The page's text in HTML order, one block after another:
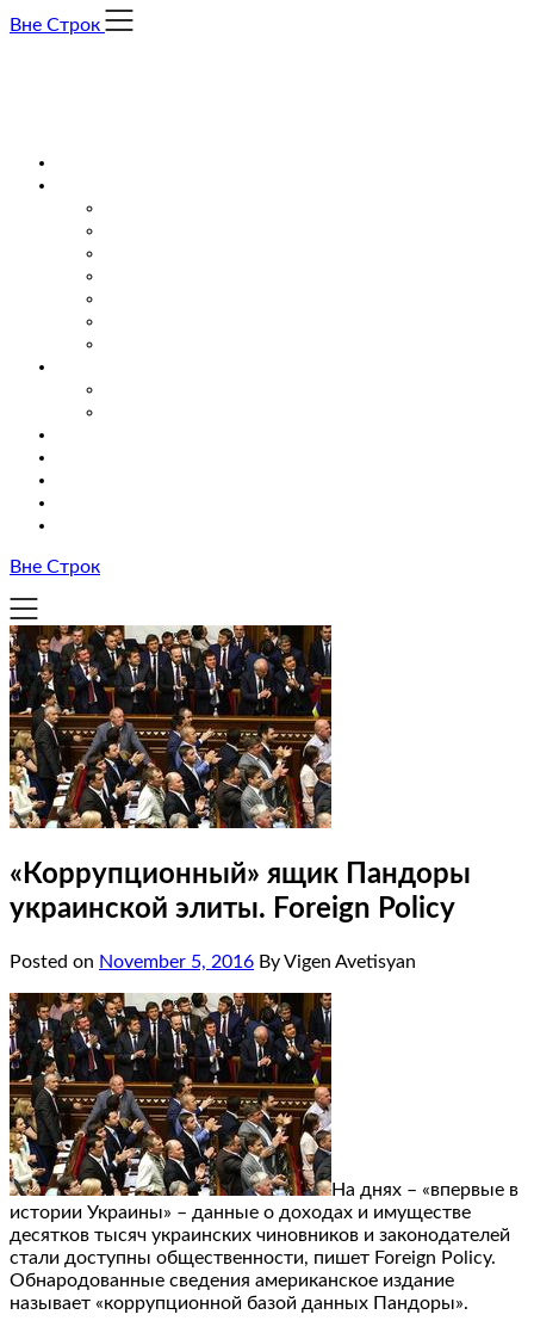
Skip
Вне Строк
Вне Строк
«Коррупционный» ящик Пандоры
украинской элиты. Foreign Policy
Posted on November 5, 2016 By Vigen Avetisyan
На днях – «впервые в
истории Украины» – данные о доходах и имуществе
десятков тысяч украинских чиновников и законодателей
стали доступны общественности, пишет Foreign Policy.
Обнародованные сведения американское издание
называет «коррупционной базой данных Пандоры».